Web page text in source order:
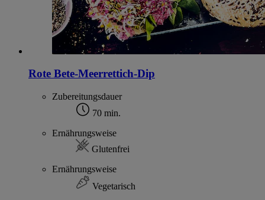
Rote Bete-Meerrettich-Dip
Zubereitungsdauer
70 min.
Ernährungsweise
Glutenfrei
Ernährungsweise
Vegetarisch